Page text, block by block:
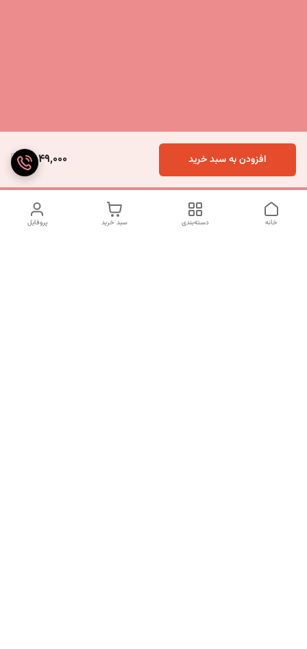
2,049,000 افزودن به سبد خرید
پروفایل سبد خرید دسته‌بندی خانه